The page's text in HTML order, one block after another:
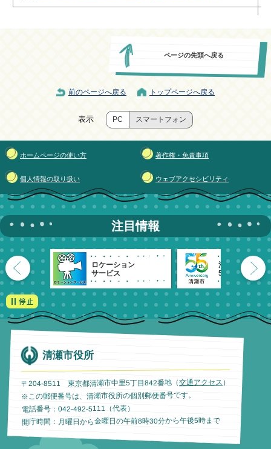
ページの先頭へ戻る
前のページへ戻る トップページへ戻る
表示 PC スマートフォン
ホームページの使い方 著作権・免責事項
個人情報の取り扱い ウェブアクセシビリティ
注目情報
ロケーション
サービス
清瀬市
55周年記念
清瀬市役所
〒204-8511 東京都清瀬市中里5丁目842番地（交通アクセス ）
※この郵便番号は、清瀬市役所の個別郵便番号です。
電話番号：042-492-5111（代表）
開庁時間：月曜日から金曜日の午前8時30分から午後5時まで